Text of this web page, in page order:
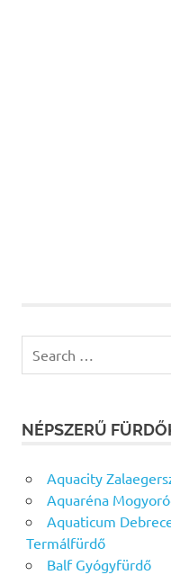
NÉPSZERŰ
Aquacity
Aquaréna
Aquaticum
Termálfürdő
Balf Gyógyfürdő